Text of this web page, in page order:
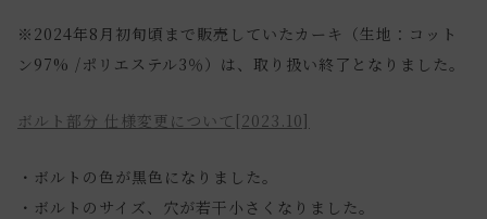
※2024年8月初旬頃まで販売していたカーキ（生地：コット
ン97% /ポリエステル3％）は、取り扱い終了となりました。
ボルト部分 仕様変更について[2023.10]
・ボルトの色が黒色になりました。
・ボルトのサイズ、穴が若干小さくなりました。